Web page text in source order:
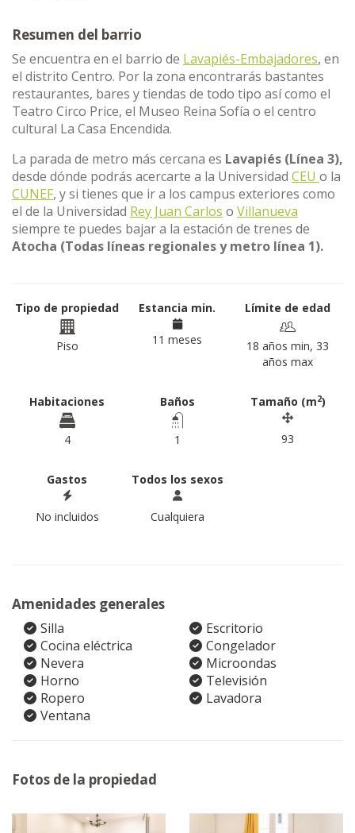
Resumen del barrio
Se encuentra en el barrio de Lavapiés-Embajadores, en
el distrito Centro. Por la zona encontrarás bastantes
restaurantes, bares y tiendas de todo tipo así como el
Teatro Circo Price, el Museo Reina Sofía o el centro
cultural La Casa Encendida.
La parada de metro más cercana es Lavapiés (Línea 3),
desde dónde podrás acercarte a la Universidad CEU o la
CUNEF, y si tienes que ir a los campus exteriores como
el de la Universidad Rey Juan Carlos o Villanueva
siempre te puedes bajar a la estación de trenes de
Atocha (Todas líneas regionales y metro línea 1).
Tipo de propiedad
Piso
Estancia min.
11 meses
Límite de edad
18 años min, 33
años max
Habitaciones
4
Baños
1
Tamaño (m2)
93
Gastos
No incluidos
Todos los sexos
Cualquiera
Amenidades generales
Silla
Escritorio
Cocina eléctrica
Congelador
Nevera
Microondas
Horno
Televisión
Ropero
Lavadora
Ventana
Fotos de la propiedad